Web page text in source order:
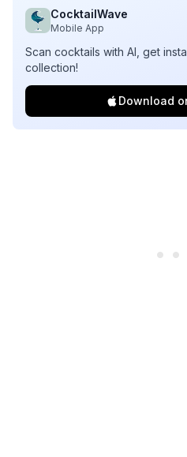
CocktailWave
Mobile App
Scan cocktails with AI, get
collection!
Download